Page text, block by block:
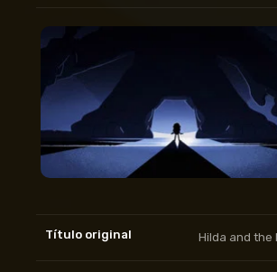
Título original Hilda and the